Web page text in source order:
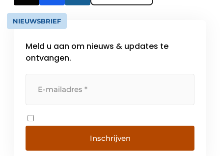
NIEUWSBRIEF
Meld u aan om nieuws & updates te
ontvangen.
Inschrijven